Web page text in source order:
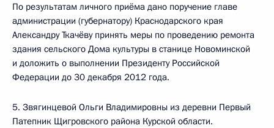
По результатам личного приёма дано поручение главе
администрации (губернатору) Краснодарского края
Александру Ткачёву принять меры по проведению ремонта
здания сельского Дома культуры в станице Новоминской
и доложить о выполнении Президенту Российской
Федерации до 30 декабря 2012 года.
5. Звягинцевой Ольги Владимировны из деревни Первый
Патепник Щигровского района Курской области.